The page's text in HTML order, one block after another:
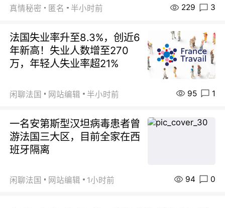
真情秘密 匿名 半小时前 229 3
法国失业率升至8.3%，创近6
年新高！失业人数增至270
万，年轻人失业率超21%
闲聊法国 网站编辑 半小时前 95 1
一名安第斯型汉坦病毒患者曾
游法国三大区，目前全家在西
班牙隔离
闲聊法国 网站编辑 1小时前 94 0